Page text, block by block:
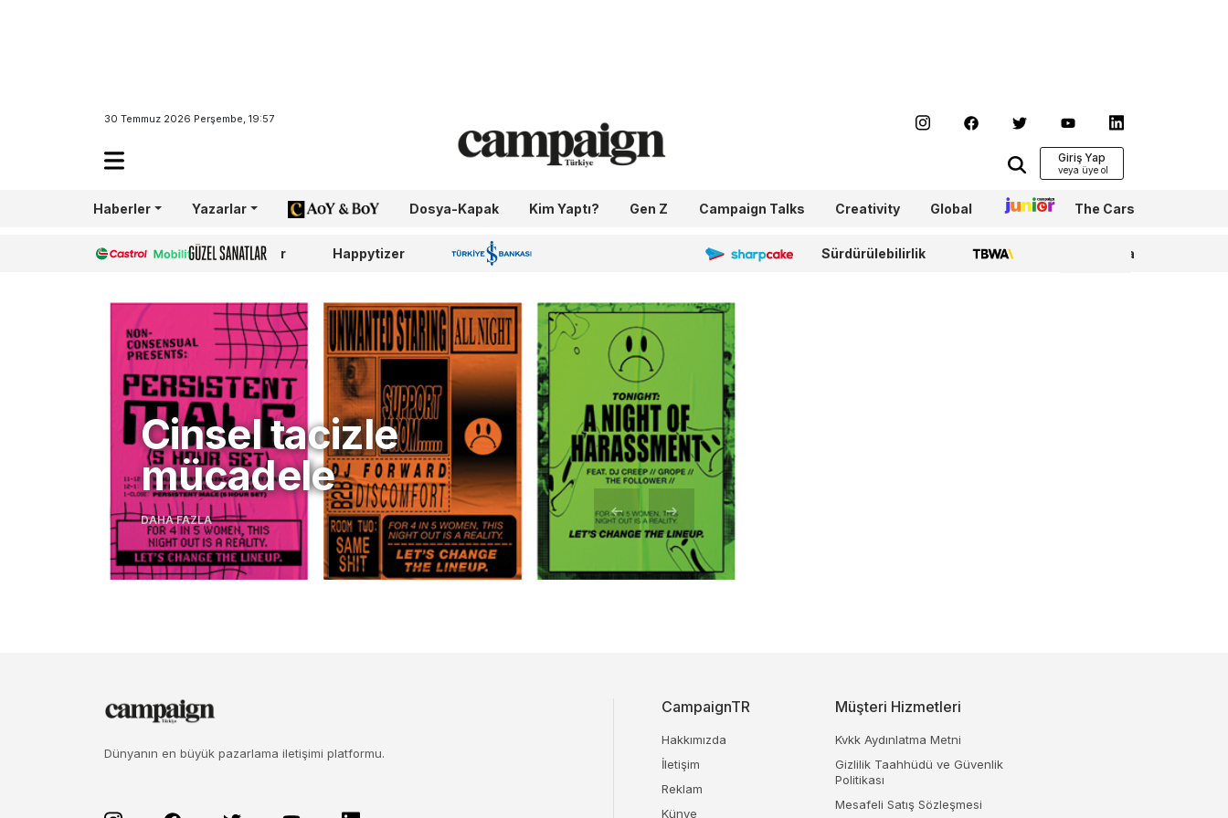
30 Temmuz 2026 Perşembe, 19:57
Giriş Yap
Haberler Yazarlar AoY/BoY Dosya-Kapak Kim Yaptı? Gen Z Campaign Talks Creativity Global Junior The Cars
Castrol Güzel Sanatlar Happytizer İş Bankası 100.Yıl Sharpcake Sürdürülebilirlik TBWA WPP Media
Cinsel tacizle
mücadele
DAHA FAZLA
Dünyanın en büyük pazarlama iletişimi platformu.
CampaignTR
Hakkımızda
İletişim
Reklam
Künye
Müşteri Hizmetleri
Kvkk Aydınlatma Metni
Gizlilik Taahhüdü ve Güvenlik
Politikası
Mesafeli Satış Sözleşmesi